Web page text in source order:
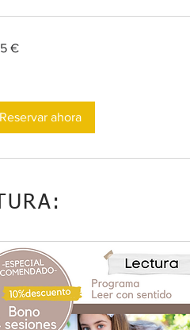
€
Reservar ahora